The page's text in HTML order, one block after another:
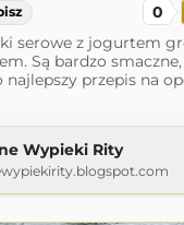
0
serowe z jogurtem
Są bardzo
najlepszy przepis na
Wypieki Rity